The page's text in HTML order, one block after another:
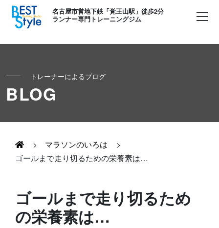
名古屋市営地下鉄「覚王山駅」徒歩2分
ランナー専門トレーニングジム
初めての方へ
お客様の声
足育
Runner's パーソナル
Runner's ピラティス
キッズ・かけっこ
お知らせ
トレーナーによるブログ
BLOG
> マラソンのいろは
>
ゴールまで走り切るための栄養素は…
ゴールまで走り切るため
の栄養素は…